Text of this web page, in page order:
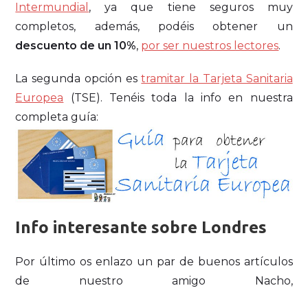
Intermundial , ya que tiene seguros muy
completos, además, podéis obtener un
descuento de un 10%, por ser nuestros lectores.
La segunda opción estramitar la Tarjeta Sanitaria
Europea (TSE). Tenéis toda la info en nuestra
completa guía:
Info interesante sobre Londres
Por último os enlazo un par de buenos artículos
de nuestro amigo Nacho,